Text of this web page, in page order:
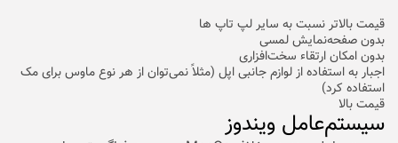
قیمت بالاتر نسبت به سایر لپ تاپ ها
بدون صفحه‌نمایش لمسی
بدون امکان ارتقاء سخت‌افزاری
اجبار به استفاده از لوازم جانبی اپل (مثلاً نمی‌توان از هر نوع ماوس برای مک
استفاده کرد)
قیمت بالا
سیستم‌عامل ویندوز